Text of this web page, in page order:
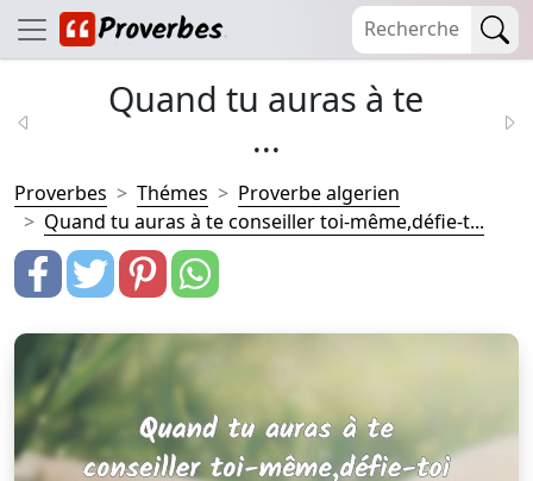
Quand tu auras à te
...
Proverbes Thémes
Proverbe algerien
Quand tu auras à te conseiller toi-même,défie-t...